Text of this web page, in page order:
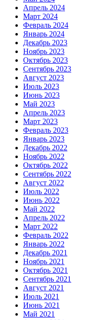
Апрель 2024
Март 2024
Февраль 2024
Январь 2024
Декабрь 2023
Ноябрь 2023
Октябрь 2023
Сентябрь 2023
Август 2023
Июль 2023
Июнь 2023
Май 2023
Апрель 2023
Март 2023
Февраль 2023
Январь 2023
Декабрь 2022
Ноябрь 2022
Октябрь 2022
Сентябрь 2022
Август 2022
Июль 2022
Июнь 2022
Май 2022
Апрель 2022
Март 2022
Февраль 2022
Январь 2022
Декабрь 2021
Ноябрь 2021
Октябрь 2021
Сентябрь 2021
Август 2021
Июль 2021
Июнь 2021
Май 2021